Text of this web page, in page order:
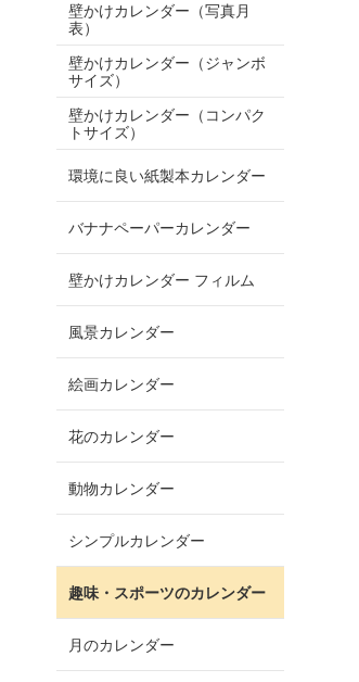
壁かけカレンダー（写真月
表）
壁かけカレンダー（ジャンボ
サイズ）
壁かけカレンダー（コンパク
トサイズ）
環境に良い紙製本カレンダー
バナナペーパーカレンダー
壁かけカレンダー フィルム
風景カレンダー
絵画カレンダー
花のカレンダー
動物カレンダー
シンプルカレンダー
趣味・スポーツのカレンダー
月のカレンダー